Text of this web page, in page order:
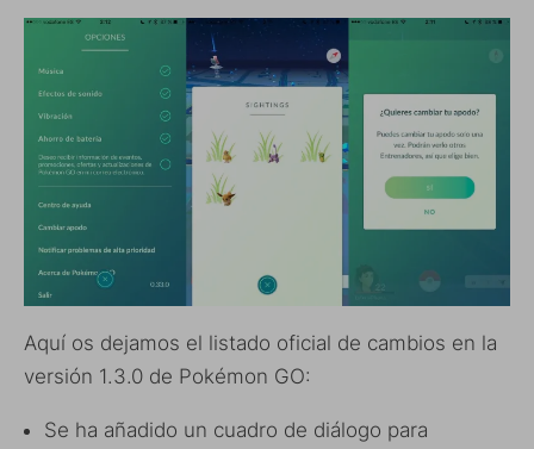
Aquí os dejamos el listado oficial de cambios en la
versión 1.3.0 de Pokémon GO:
Se ha añadido un cuadro de diálogo para